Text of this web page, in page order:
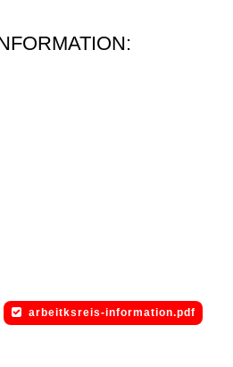
arbeitksreis-information.pdf